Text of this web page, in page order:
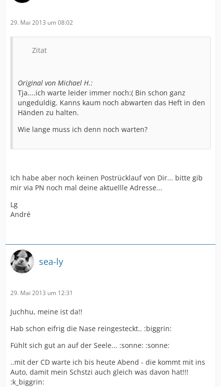
29. Mai 2013 um 08:02
Zitat
Original von Michael H.:
Tja....ich warte leider immer noch:( Bin schon ganz
ungeduldig. Kanns kaum noch abwarten das Heft in den
Händen zu halten.
Wie lange muss ich denn noch warten?
Ich habe aber noch keinen Postrücklauf von Dir... bitte gib
mir via PN noch mal deine aktuellle Adresse...
Lg
André
sea-ly
29. Mai 2013 um 12:31
Juchhu, meine ist da!!
Hab schon eifrig die Nase reingesteckt.. :biggrin:
Fühlt sich gut an auf der Seele... :sonne: :sonne:
..mit der CD warte ich bis heute Abend - die kommt mit ins
Auto, damit mein Schstzi auch gleich was davon hat!!!
:k_biggrin: